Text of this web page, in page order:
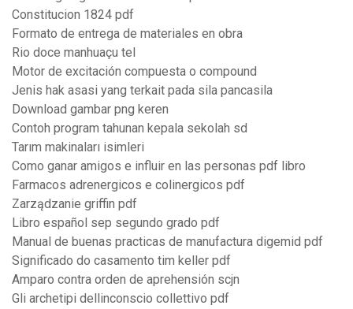
Constitucion 1824 pdf
Formato de entrega de materiales en obra
Rio doce manhuaçu tel
Motor de excitación compuesta o compound
Jenis hak asasi yang terkait pada sila pancasila
Download gambar png keren
Contoh program tahunan kepala sekolah sd
Tarım makinaları isimleri
Como ganar amigos e influir en las personas pdf libro
Farmacos adrenergicos e colinergicos pdf
Zarządzanie griffin pdf
Libro español sep segundo grado pdf
Manual de buenas practicas de manufactura digemid pdf
Significado do casamento tim keller pdf
Amparo contra orden de aprehensión scjn
Gli archetipi dellinconscio collettivo pdf